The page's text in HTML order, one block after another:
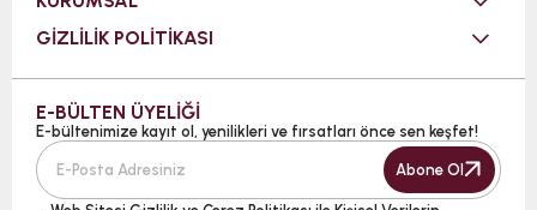
GİZLİLİK POLİTİKASI
E-BÜLTEN ÜYELİĞİ
E-bültenimize kayıt ol, yenilikleri ve fırsatları önce sen keşfet!
Abone Ol